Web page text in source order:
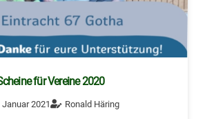
für Vereine 2020
Januar 2021 Ronald Häring